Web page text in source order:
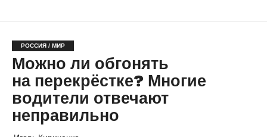
РОССИЯ / МИР
Можно ли обгонять
на перекрёстке? Многие
водители отвечают
неправильно